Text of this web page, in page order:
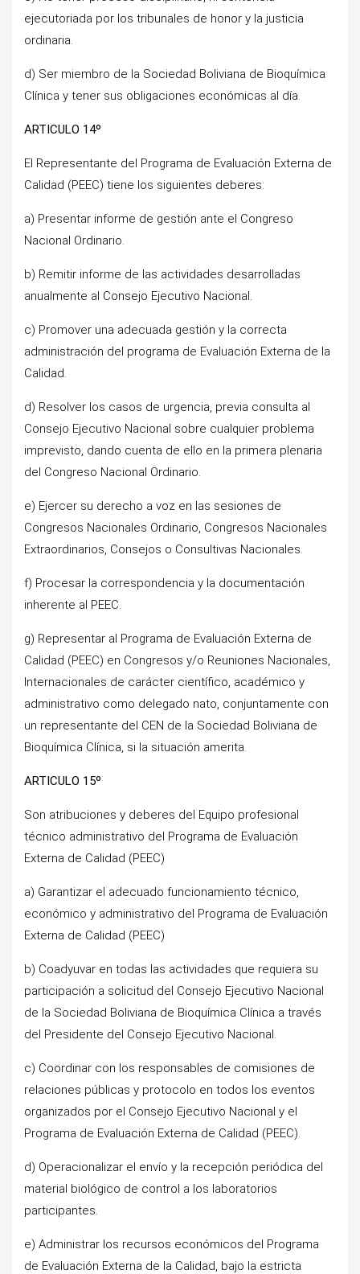
ejecutoriada por los tribunales de honor y la justicia
ordinaria.
d) Ser miembro de la Sociedad Boliviana de Bioquímica
Clínica y tener sus obligaciones económicas al día.
ARTICULO 14º
El Representante del Programa de Evaluación Externa de
Calidad (PEEC) tiene los siguientes deberes:
a) Presentar informe de gestión ante el Congreso
Nacional Ordinario.
b) Remitir informe de las actividades desarrolladas
anualmente al Consejo Ejecutivo Nacional.
c) Promover una adecuada gestión y la correcta
administración del programa de Evaluación Externa de la
Calidad.
d) Resolver los casos de urgencia, previa consulta al
Consejo Ejecutivo Nacional sobre cualquier problema
imprevisto, dando cuenta de ello en la primera plenaria
del Congreso Nacional Ordinario.
e) Ejercer su derecho a voz en las sesiones de
Congresos Nacionales Ordinario, Congresos Nacionales
Extraordinarios, Consejos o Consultivas Nacionales.
f) Procesar la correspondencia y la documentación
inherente al PEEC.
g) Representar al Programa de Evaluación Externa de
Calidad (PEEC) en Congresos y/o Reuniones Nacionales,
Internacionales de carácter científico, académico y
administrativo como delegado nato, conjuntamente con
un representante del CEN de la Sociedad Boliviana de
Bioquímica Clínica, si la situación amerita.
ARTICULO 15º
Son atribuciones y deberes del Equipo profesional
técnico administrativo del Programa de Evaluación
Externa de Calidad (PEEC)
a) Garantizar el adecuado funcionamiento técnico,
económico y administrativo del Programa de Evaluación
Externa de Calidad (PEEC)
b) Coadyuvar en todas las actividades que requiera su
participación a solicitud del Consejo Ejecutivo Nacional
de la Sociedad Boliviana de Bioquímica Clínica a través
del Presidente del Consejo Ejecutivo Nacional.
c) Coordinar con los responsables de comisiones de
relaciones públicas y protocolo en todos los eventos
organizados por el Consejo Ejecutivo Nacional y el
Programa de Evaluación Externa de Calidad (PEEC).
d) Operacionalizar el envío y la recepción periódica del
material biológico de control a los laboratorios
participantes.
e) Administrar los recursos económicos del Programa
de Evaluación Externa de la Calidad, bajo la estricta